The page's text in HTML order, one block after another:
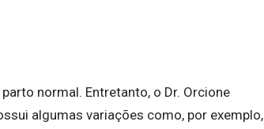
normal. Entretanto, o Dr. Orcione
algumas variações como, por exemplo,